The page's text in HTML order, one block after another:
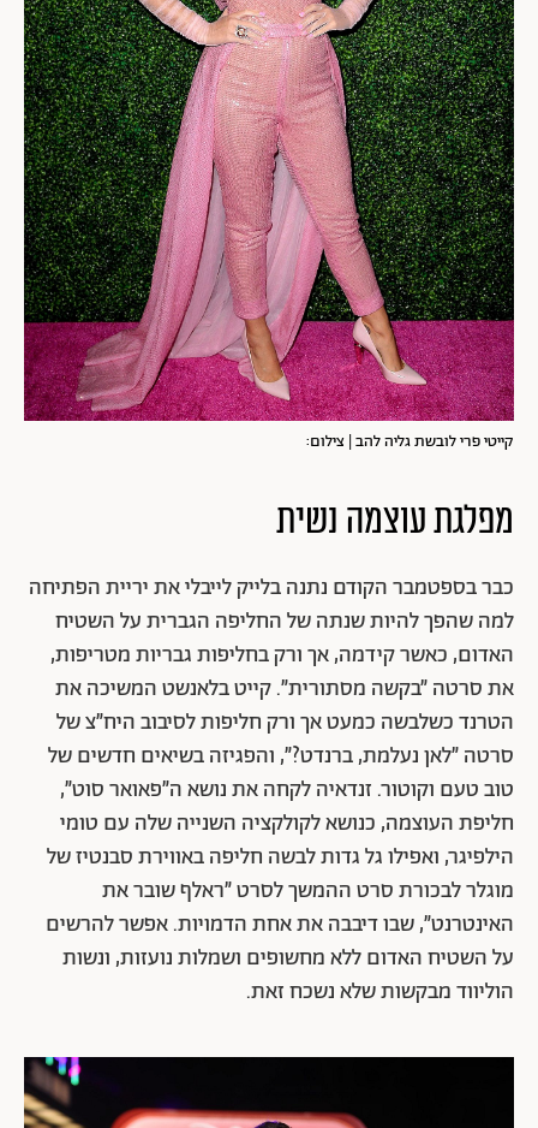
קייטי פרי לובשת גליה להב | צילום:
מפלגת עוצמה נשית
כבר בספטמבר הקודם נתנה בלייק לייבלי את יריית הפתיחה
למה שהפך להיות שנתה של החליפה הגברית על השטיח
האדום, כאשר קידמה, אך ורק בחליפות גבריות מטריפות,
את סרטה ״בקשה מסתורית״. קייט בלאנשט המשיכה את
הטרנד כשלבשה כמעט אך ורק חליפות לסיבוב היח״צ של
סרטה ״לאן נעלמת, ברנדט?״, והפגיזה בשיאים חדשים של
טוב טעם וקוטור. זנדאיה לקחה את נושא ה״פאואר סוט״,
חליפת העוצמה, כנושא לקולקציה השנייה שלה עם טומי
הילפיגר, ואפילו גל גדות לבשה חליפה באווירת סבנטיז של
מוגלר לבכורת סרט ההמשך לסרט ״ראלף שובר את
האינטרנט״, שבו דיבבה את אחת הדמויות. אפשר להרשים
על השטיח האדום ללא מחשופים ושמלות נועזות, ונשות
הוליווד מבקשות שלא נשכח זאת.